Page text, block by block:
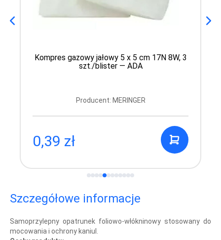
Kompres gazowy jałowy 5 x 5 cm 17N 8W, 3
szt./blister — ADA
Producent: MERINGER
0,39 zł
Szczegółowe informacje
Samoprzylepny opatrunek foliowo-włókninowy stosowany do
mocowania i ochrony kaniul.